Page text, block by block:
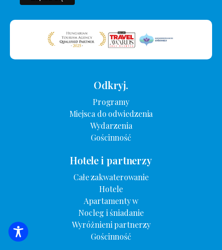
WYSZUKIWANIE ZAKWATEROWANIA
Odkryj.
Programy
Miejsca do odwiedzenia
Wydarzenia
Gościnność
Hotele i partnerzy
Całe zakwaterowanie
Hotele
Apartamenty w
Nocleg i śniadanie
Wyróżnieni partnerzy
Gościnność